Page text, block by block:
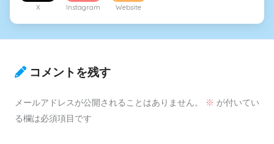
X Instagram Website
コメントを残す
メールアドレスが公開されることはありません。 ※ が付いてい
る欄は必須項目です